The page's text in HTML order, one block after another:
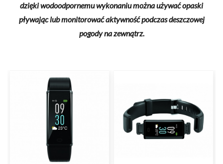
dzięki wodoodpornemu wykonaniu można używać opaski
pływając lub monitorować aktywność podczas deszczowej
pogody na zewnątrz.